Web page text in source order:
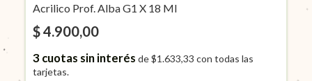
Acrilico Prof. Alba G1 X 18 Ml
$ 4.900,00
3cuotas sin interés de$1.633,33 con todas las
tarjetas.